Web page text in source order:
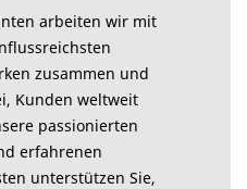
arbeiten wir mit
zusammen und
Kunden weltweit
passionierten
erfahrenen
unterstützen Sie,